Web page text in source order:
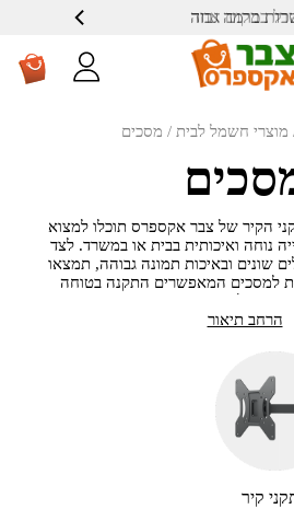
ברמה גבוה
מוצרי חשמל לבית / מסכים
הקירשלצבראקספרס תוכלולמצוא
נוחה ואיכותיתבביתאובמשרד.לצד
שונים ובאיכות תמונהגבוהה, תמצאו
למסכים המאפשרים התקנהבטוחה
לחסוך
אפשרות
המסך ולכוון
לצורך.
מגוון מסכים
שונים,
הרחב תיאור
קיר